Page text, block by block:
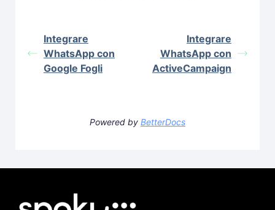
Integrare
WhatsApp con
Google Fogli
Integrare
WhatsApp con
ActiveCampaign
Powered by BetterDocs